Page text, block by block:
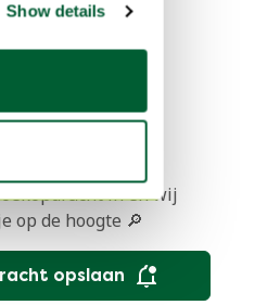
Show details
1
in en wij
op de hoogte 🔎
opslaan